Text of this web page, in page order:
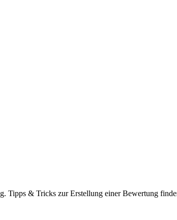
Tipps & Tricks zur Erstellung einer Bewertung